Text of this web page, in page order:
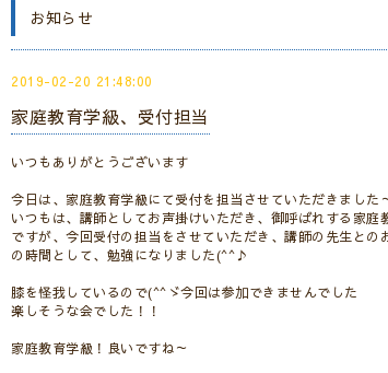
お知らせ
2019-02-20 21:48:00
家庭教育学級、受付担当
いつもありがとうございます
今日は、家庭教育学級にて受付を担当させていただきました
いつもは、講師としてお声掛けいただき、御呼ばれする家庭
ですが、今回受付の担当をさせていただき、講師の先生との
の時間として、勉強になりました(^^♪
膝を怪我しているので(^^ゞ今回は参加できませんでした
楽しそうな会でした！！
家庭教育学級！良いですね～